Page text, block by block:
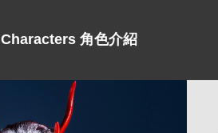
Characters 角色介紹